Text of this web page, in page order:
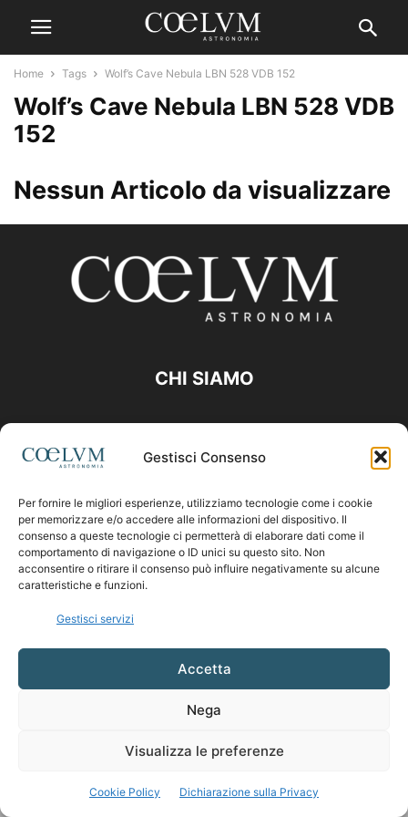
Gestisci Consenso
Per fornire le migliori esperienze, utilizziamo tecnologie come i cookie
per memorizzare e/o accedere alle informazioni del dispositivo. Il
consenso a queste tecnologie ci permetterà di elaborare dati come il
comportamento di navigazione o ID unici su questo sito. Non
acconsentire o ritirare il consenso può influire negativamente su alcune
caratteristiche e funzioni.
Gestisci servizi
Accetta
Nega
Visualizza le preferenze
Cookie Policy Dichiarazione sulla Privacy
Home Tags Wolf’s Cave Nebula LBN 528 VDB 152
Wolf’s Cave Nebula LBN 528 VDB
152
Nessun Articolo da visualizzare
CHI SIAMO